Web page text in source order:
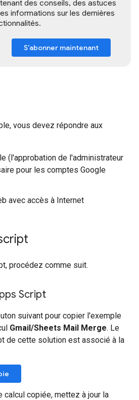
des conseils, des astuces
informations sur les dernières
S'abonner maintenant
vous devez répondre aux
(l'approbation de l'administrateur
pour les comptes Google
avec accès à Internet
procédez comme suit.
Script
suivant pour copier l'exemple
Gmail/Sheets Mail Merge. Le
de cette solution est associé à la
calcul copiée, mettez à jour la